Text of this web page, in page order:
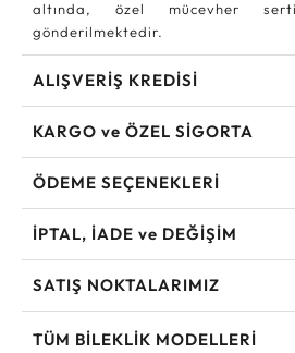
altında, özel mücevher
gönderilmektedir.
ALIŞVERİŞ KREDİSİ
KARGO ve ÖZEL SİGORTA
ÖDEME SEÇENEKLERİ
İPTAL, İADE ve DEĞİŞİM
SATIŞ NOKTALARIMIZ
TÜM BILEKLIK MODELLERI